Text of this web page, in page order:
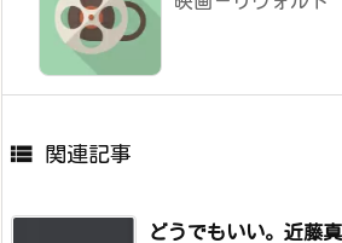
 関連記事
どうでもいい。近藤